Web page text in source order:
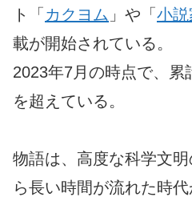
ト「カクヨム 」や「小説
載が開始されている。
2023年7月の時点で、累
を超えている。
物語は、高度な科学文
ら長い時間が流れた時代